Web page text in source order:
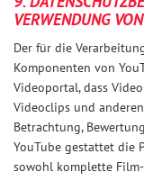
VERWENDUNG
Der für die
Komponenten von
Videoportal, dass
Videoclips und
Betrachtung,
YouTube gestattet die
sowohl komplette